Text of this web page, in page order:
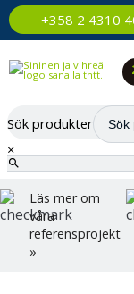
+358 2 4310
Sök produkter
×
Läs mer om
våra
referensprojekt
»